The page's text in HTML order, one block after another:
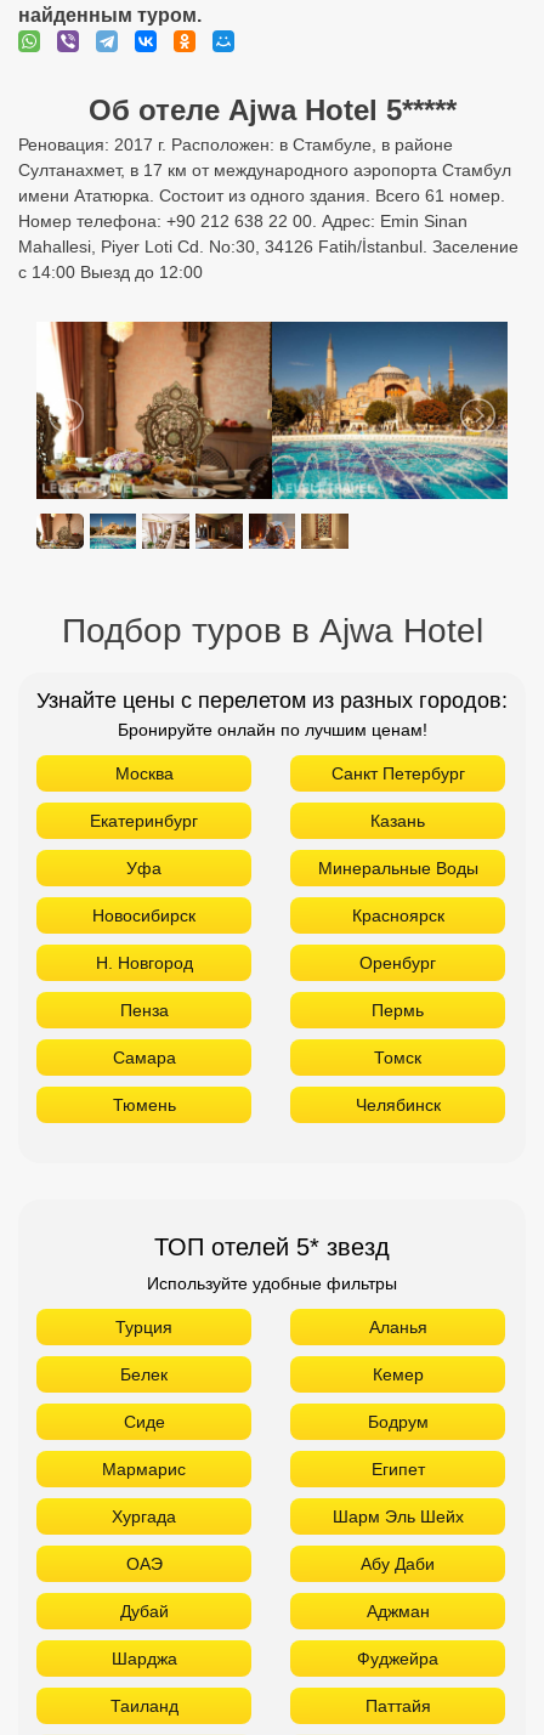
найденным туром.
Об отеле Ajwa Hotel 5*****
Реновация: 2017 г. Расположен: в Стамбуле, в районе
Султанахмет, в 17 км от международного аэропорта Стамбул
имени Ататюрка. Состоит из одного здания. Всего 61 номер.
Номер телефона: +90 212 638 22 00. Адрес: Emin Sinan
Mahallesi, Piyer Loti Cd. No:30, 34126 Fatih/İstanbul. Заселение
с 14:00 Выезд до 12:00
Подбор туров в Ajwa Hotel
Узнайте цены с перелетом из разных городов:
Бронируйте онлайн по лучшим ценам!
Москва Санкт Петербург
Екатеринбург Казань
Уфа Минеральные Воды
Новосибирск Красноярск
Н. Новгород Оренбург
Пенза Пермь
Самара Томск
Тюмень Челябинск
ТОП отелей 5* звезд
Используйте удобные фильтры
Турция Аланья
Белек Кемер
Сиде Бодрум
Мармарис Египет
Хургада Шарм Эль Шейх
ОАЭ Абу Даби
Дубай Аджман
Шарджа Фуджейра
Таиланд Паттайя